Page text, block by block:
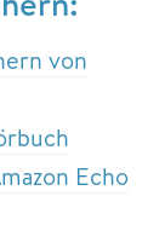
von
Echo